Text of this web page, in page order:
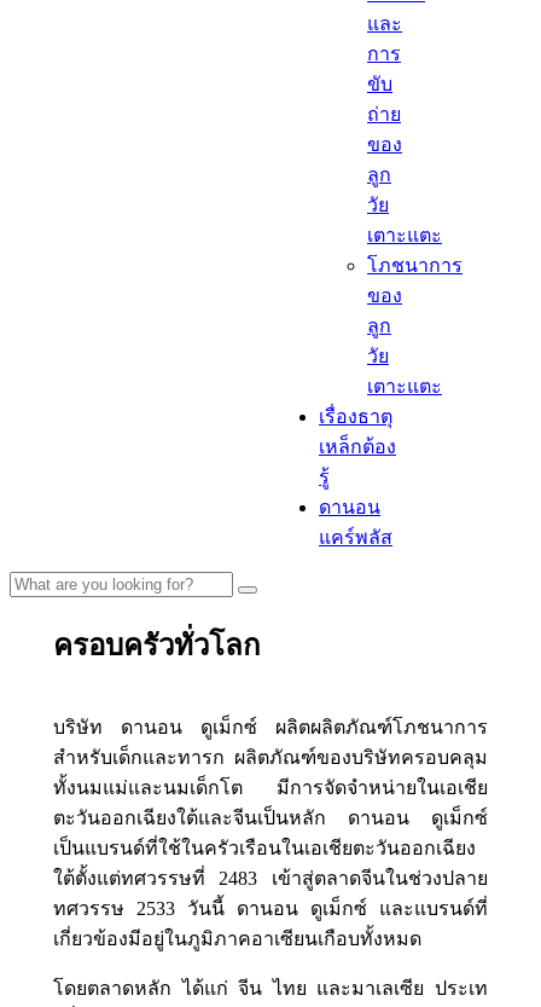
และ
การ
ขับ
ถ่าย
ของ
ลูก
วัย
เตาะแตะ
โภชนาการ
ของ
ลูก
วัย
เตาะแตะ
เรื่องธาตุ
เหล็กต้อง
รู้​
ดานอน
แคร์พลัส
ครอบครัวทั่วโลก
บริษัท ดานอน ดูเม็กซ์ ผลิตผลิตภัณฑ์โภชนาการ
สำหรับเด็กและทารก ผลิตภัณฑ์ของบริษัทครอบคลุม
ทั้งนมแม่และนมเด็กโต มีการจัดจำหน่ายในเอเชีย
ตะวันออกเฉียงใต้และจีนเป็นหลัก ดานอน ดูเม็กซ์
เป็นแบรนด์ที่ใช้ในครัวเรือนในเอเชียตะวันออกเฉียง
ใต้ตั้งแต่ทศวรรษที่ 2483 เข้าสู่ตลาดจีนในช่วงปลาย
ทศวรรษ 2533 วันนี้ ดานอน ดูเม็กซ์ และแบรนด์ที่
เกี่ยวข้องมีอยู่ในภูมิภาคอาเซียนเกือบทั้งหมด
โดยตลาดหลัก ได้แก่ จีน ไทย และมาเลเซีย ประเท